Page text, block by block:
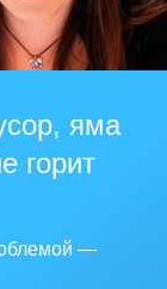
яма
горит
—